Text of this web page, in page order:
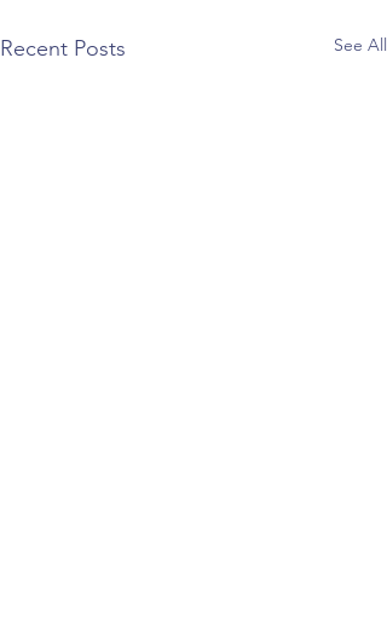
Recent Posts See All